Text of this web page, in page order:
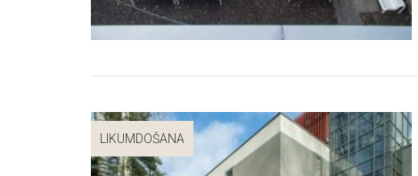
LIKUMDOŠANA